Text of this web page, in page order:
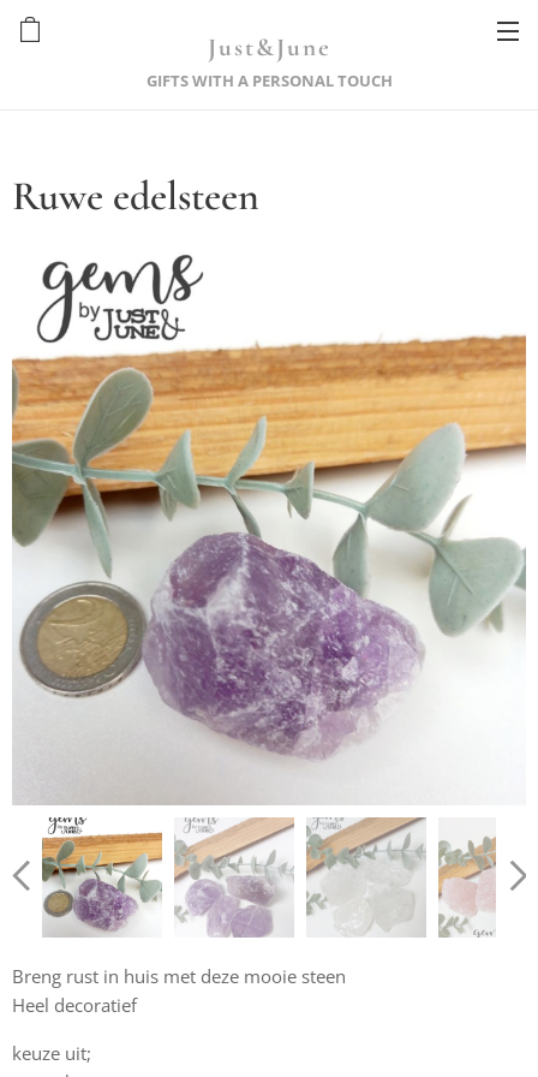
Just&June
GIFTS WITH A PERSONAL TOUCH
Ruwe edelsteen
Breng rust in huis met deze mooie steen
Heel decoratief
keuze uit;